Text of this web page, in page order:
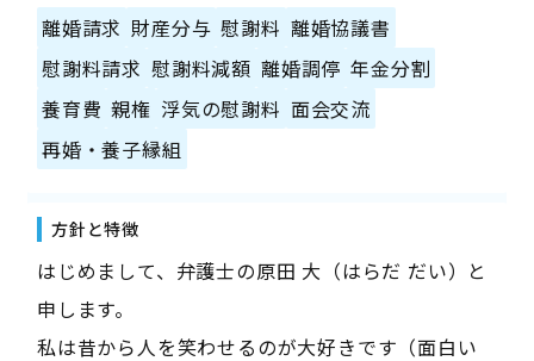
離婚請求 財産分与 慰謝料 離婚協議書
慰謝料請求 慰謝料減額 離婚調停 年金分割
養育費 親権 浮気の慰謝料 面会交流
再婚・養子縁組
方針と特徴
はじめまして、弁護士の原田 大（はらだ だい）と
申します。
私は昔から人を笑わせるのが大好きです（面白い